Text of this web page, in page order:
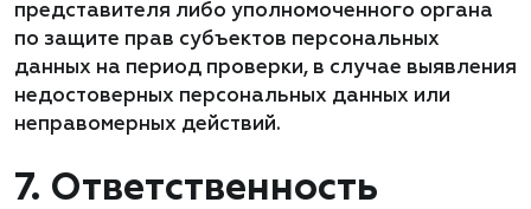
представителя либо уполномоченного органа
по защите прав субъектов персональных
данных на период проверки, в случае выявления
недостоверных персональных данных или
неправомерных действий.
7. Ответственность